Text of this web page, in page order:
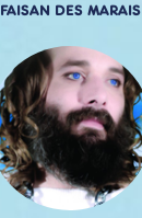
FAISAN DES MARAIS